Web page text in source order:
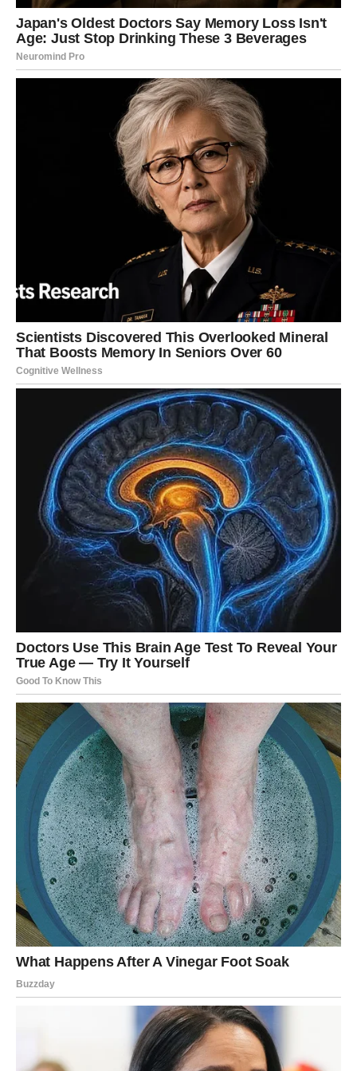
podsjetnik na njezinu ljubav.
“Ona nije znala da je osvojila, ali ja ovo doživljavam kao
njezin posljednji poklon.”
Slične sudbine
Ovo nije jedini slučaj u kojem su članovi porodice nakon
smrti bližnjih pronašlidobitne listiće.
Godine 2022.Andrew Gillion (59), vodoinstalater iz
Sjevernog Lancashirea, preminuo je nakon nesreće na
novogodišnju noć i operacije. Njegova kćiLisa Thomas
pronašla je među njegovim stvarimazlatnu
omotnicu s loto listićemvrijednim8092 funte.
Lisa je izjavila:
“Mogu ga zamisliti kako s uzbuđenjem govori o dobitku i
podijelimo, osjećam njegovu prisutnost. Ovo je posljednji
Ove priče pokazuju daponekad najveći pokloni dolaze u